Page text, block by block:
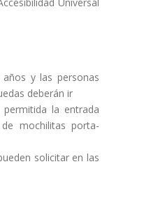
y las personas
deberán ir
la entrada
mochilitas porta-
solicitar en las